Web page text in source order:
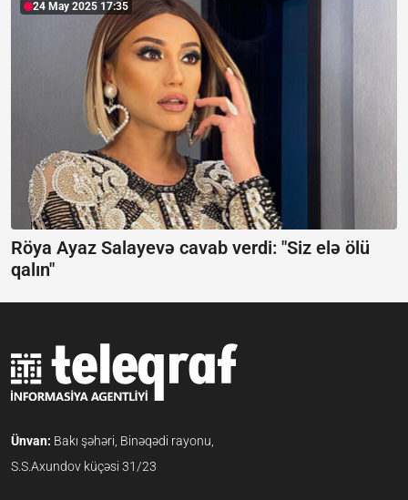
24 May 2025 17:35
Röya Ayaz Salayevə cavab verdi: "Siz elə ölü
qalın"
Ünvan: Bakı şəhəri, Binəqədi rayonu,
S.S.Axundov küçəsi 31/23